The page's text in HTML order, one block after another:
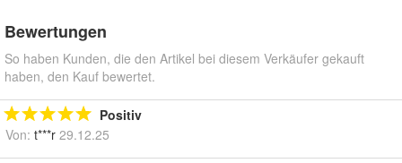
Bewertungen
So haben Kunden, die den Artikel bei diesem Verkäufer gekauft
haben, den Kauf bewertet.
Positiv
Von: t***r 29.12.25